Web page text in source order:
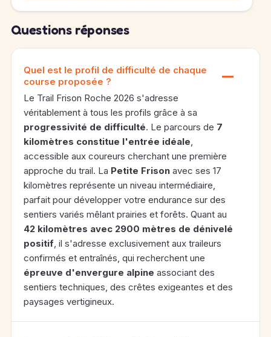
Questions réponses
Quel est le profil de difficulté de chaque
course proposée ?
Le Trail Frison Roche 2026 s'adresse
véritablement à tous les profils grâce à sa
progressivité de difficulté. Le parcours de 7
kilomètres constitue l'entrée idéale,
accessible aux coureurs cherchant une première
approche du trail. La Petite Frison avec ses 17
kilomètres représente un niveau intermédiaire,
parfait pour développer votre endurance sur des
sentiers variés mêlant prairies et forêts. Quant au
42 kilomètres avec 2900 mètres de dénivelé
positif, il s'adresse exclusivement aux traileurs
confirmés et entraînés, qui recherchent une
épreuve d'envergure alpine associant des
sentiers techniques, des crêtes exigeantes et des
paysages vertigineux.